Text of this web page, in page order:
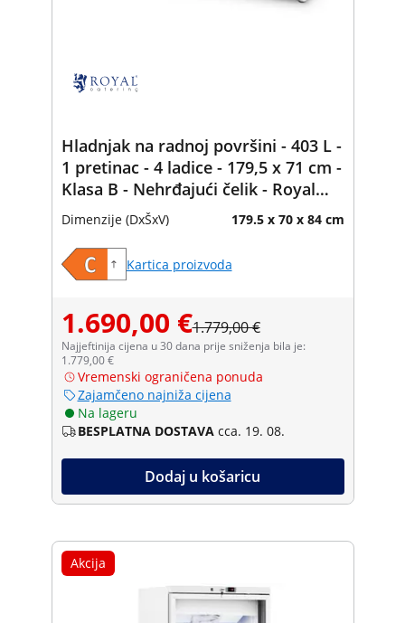
Hladnjak na radnoj površini - 403 L -
1 pretinac - 4 ladice - 179,5 x 71 cm -
Klasa B - Nehrđajući čelik - Royal
Catering
Dimenzije (DxŠxV) 179.5 x 70 x 84 cm
Kartica proizvoda
1.690,00 €1.779,00 €
Najjeftinija cijena u 30 dana prije sniženja bila je:
1.779,00 €
Vremenski ograničena ponuda
Zajamčeno najniža cijena
Na lageru
BESPLATNA DOSTAVA cca. 19. 08.
Dodaj u košaricu
Akcija